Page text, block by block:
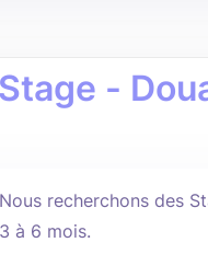
-
Nous recherchons des
3 à 6 mois.